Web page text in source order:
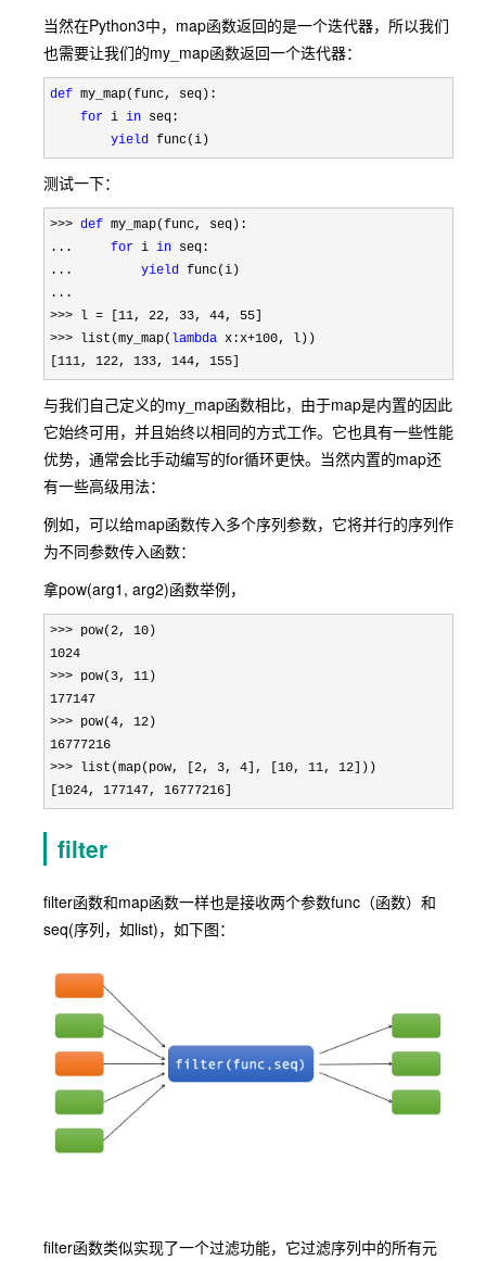
当然在Python3中，map函数返回的是一个迭代器，所以我们
也需要让我们的my_map函数返回一个迭代器：
def my_map(func, seq):
for i in seq:
yield func(i)
测试一下：
>>> def my_map(func, seq):
... for i in seq:
... yield func(i)
>>> l = [11, 22, 33, 44, 55
>>> list(my_map( lambda x:x+100, l))
111, 122, 133, 144, 155]
与我们自己定义的my_map函数相比，由于map是内置的因此
它始终可用，并且始终以相同的方式工作。它也具有一些性能
优势，通常会比手动编写的for循环更快。当然内置的map还
有一些高级用法：
例如，可以给map函数传入多个序列参数，它将并行的序列作
为不同参数传入函数：
拿pow(arg1, arg2)函数举例，
>>> pow(2, 10
1024
>>> pow(3, 11
177147
>>> pow(4, 12
16777216
>>> list(map(pow, [2, 3, 4], [10, 11, 12 ]))
1024, 177147, 16777216]
filter
filter函数和map函数一样也是接收两个参数func（函数）和
seq(序列，如list)，如下图：
filter函数类似实现了一个过滤功能，它过滤序列中的所有元